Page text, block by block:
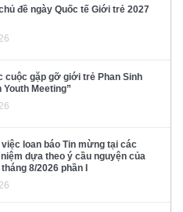
đề ngày Quốc tế Giới trẻ 2027
cuộc gặp gỡ giới trẻ Phan Sinh
Youth Meeting”
loan báo Tin mừng tại các
dựa theo ý cầu nguyện của
8/2026 phần I